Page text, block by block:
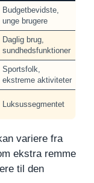
Budgetbevidste,
unge brugere
Daglig brug,
sundhedsfunktioner
Sportsfolk,
ekstreme aktiviteter
Luksussegmentet
variere fra
ekstra remme
til den